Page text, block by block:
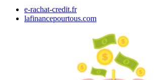
e-rachat-credit.fr
lafinancepourtous.com